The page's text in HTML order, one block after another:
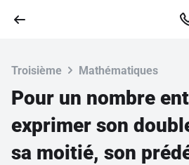
Accueil
Parcourir
Troisième Mathématiques
Pour un nombre
exprimer son
sa moitié, son